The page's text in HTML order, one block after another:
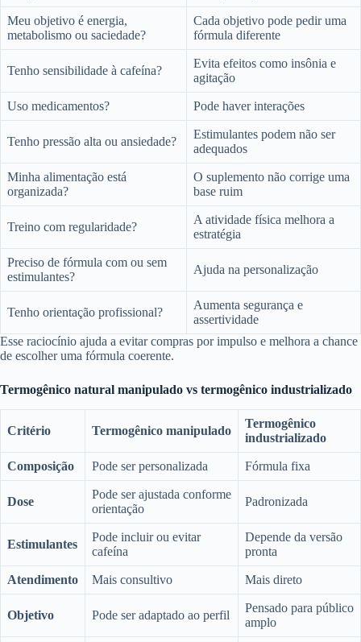
Meu objetivo é energia,
metabolismo ou saciedade?
Cada objetivo pode pedir uma
fórmula diferente
Tenho sensibilidade à cafeína?
Evita efeitos como insônia e
agitação
Uso medicamentos? Pode haver interações
Tenho pressão alta ou ansiedade?
Estimulantes podem não ser
adequados
Minha alimentação está
organizada?
O suplemento não corrige uma
base ruim
Treino com regularidade?
A atividade física melhora a
estratégia
Preciso de fórmula com ou sem
estimulantes?
Ajuda na personalização
Tenho orientação profissional?
Aumenta segurança e
assertividade
Esse raciocínio ajuda a evitar compras por impulso e melhora a chance
de escolher uma fórmula coerente.
Termogênico natural manipulado vs termogênico industrializado
Critério Termogênico manipulado
Termogênico
industrializado
Composição Pode ser personalizada Fórmula fixa
Dose
Pode ser ajustada conforme
orientação
Padronizada
Estimulantes
Pode incluir ou evitar
cafeína
Depende da versão
pronta
Atendimento Mais consultivo Mais direto
Objetivo Pode ser adaptado ao perfil
Pensado para público
amplo